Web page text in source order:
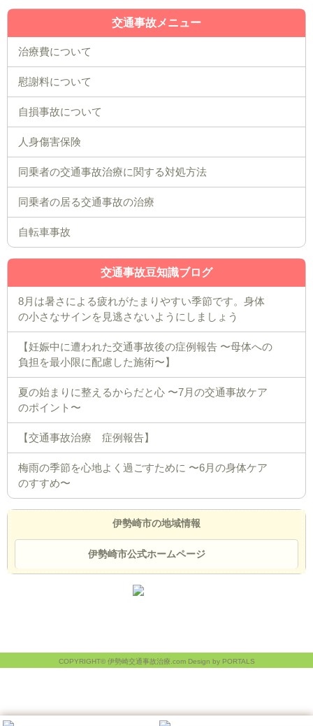
交通事故メニュー
治療費について
慰謝料について
自損事故について
人身傷害保険
同乗者の交通事故治療に関する対処方法
同乗者の居る交通事故の治療
自転車事故
交通事故豆知識ブログ
8月は暑さによる疲れがたまりやすい季節です。身体
の小さなサインを見逃さないようにしましょう
【妊娠中に遭われた交通事故後の症例報告 〜母体への
負担を最小限に配慮した施術〜】
夏の始まりに整えるからだと心 〜7月の交通事故ケア
のポイント〜
【交通事故治療 症例報告】
梅雨の季節を心地よく過ごすために 〜6月の身体ケア
のすすめ〜
伊勢崎市の地域情報
伊勢崎市公式ホームページ
COPYRIGHT© 伊勢崎交通事故治療.com Design by PORTALS